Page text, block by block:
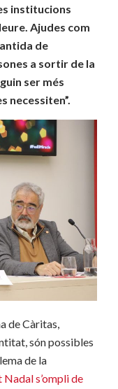
institucions
Ajudes com
de
a sortir de la
ser més
necessiten”.
de Càritas,
són possibles
de la
Nadal s’ompli de